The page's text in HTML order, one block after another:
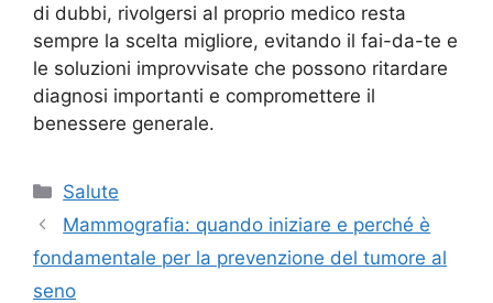
di dubbi, rivolgersi al proprio medico resta
sempre la scelta migliore, evitando il fai-da-te e
le soluzioni improvvisate che possono ritardare
diagnosi importanti e compromettere il
benessere generale.
Categorie
Salute
Mammografia: quando iniziare e perché è
fondamentale per la prevenzione del tumore al
seno